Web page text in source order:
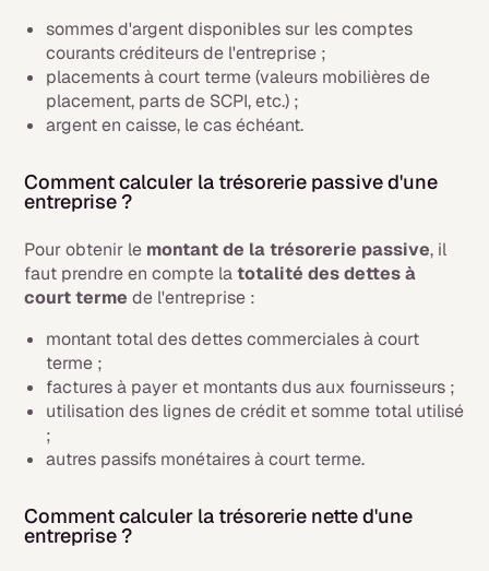
sommes d'argent disponibles sur les comptes
courants créditeurs de l'entreprise ;
placements à court terme (valeurs mobilières de
placement, parts de SCPI, etc.) ;
argent en caisse, le cas échéant.
Comment calculer la trésorerie passive d'une
entreprise ?
Pour obtenir le montant de la trésorerie passive, il
faut prendre en compte latotalité des dettes à
court termede l'entreprise :
montant total des dettes commerciales à court
terme ;
factures à payer et montants dus aux fournisseurs ;
utilisation des lignes de crédit et somme total utilisé
;
autres passifs monétaires à court terme.
Comment calculer la trésorerie nette d'une
entreprise ?